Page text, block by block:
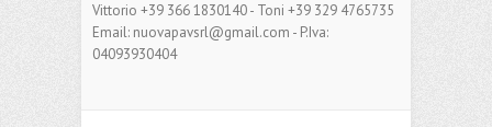
Vittorio +39 366 1830140 - Toni +39 329 4765735
Email: nuovapavsrl@gmail.com - P.Iva:
04093930404